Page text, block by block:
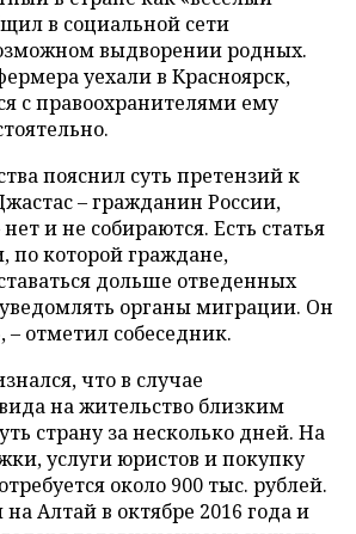
в социальной сети
выдворении родных.
уехали в Красноярск,
с правоохранителями ему
пояснил суть претензий к
– гражданин России,
и не собираются. Есть статья
по которой граждане,
дольше отведенных
органы миграции. Он
– отметил собеседник.
что в случае
на жительство близким
страну за несколько дней. На
услуги юристов и покупку
около 900 тыс. рублей.
Алтай в октябре 2016 года и